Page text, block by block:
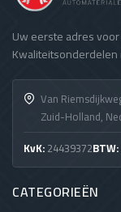
Uw eerste adres
Van
Zuid-Holland,
KvK:24439372BTW:
CATEGORIEËN